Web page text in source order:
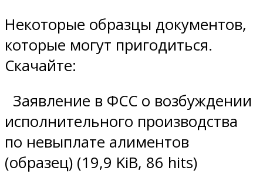
Некоторые образцы документов,
которые могут пригодиться.
Скачайте:
Заявление в ФСС о возбуждении
исполнительного производства
по невыплате алиментов
(образец) (19,9 KiB, 86 hits)